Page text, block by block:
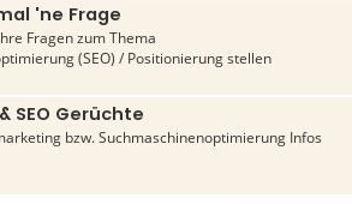
'ne Frage
Fragen zum Thema
(SEO) / Positionierung stellen
SEO Gerüchte
bzw. Suchmaschinenoptimierung Infos